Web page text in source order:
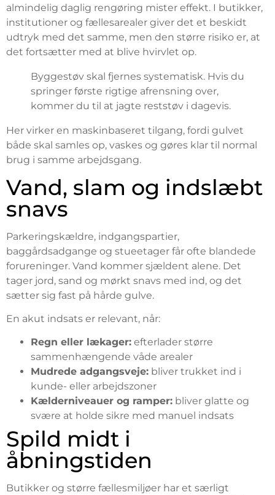
almindelig daglig rengøring mister effekt. I butikker,
institutioner og fællesarealer giver det et beskidt
udtryk med det samme, men den større risiko er, at
det fortsætter med at blive hvirvlet op.
Byggestøv skal fjernes systematisk. Hvis du
springer første rigtige afrensning over,
kommer du til at jagte reststøv i dagevis.
Her virker en maskinbaseret tilgang, fordi gulvet
både skal samles op, vaskes og gøres klar til normal
brug i samme arbejdsgang.
Vand, slam og indslæbt
snavs
Parkeringskældre, indgangspartier,
baggårdsadgange og stueetager får ofte blandede
forureninger. Vand kommer sjældent alene. Det
tager jord, sand og mørkt snavs med ind, og det
sætter sig fast på hårde gulve.
En akut indsats er relevant, når:
Regn eller lækager: efterlader større
sammenhængende våde arealer
Mudrede adgangsveje: bliver trukket ind i
kunde- eller arbejdszoner
Kælderniveauer og ramper: bliver glatte og
svære at holde sikre med manuel indsats
Spild midt i
åbningstiden
Butikker og større fællesmiljøer har et særligt